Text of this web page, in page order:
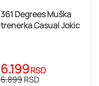
361 Degrees Muška
trenerka Casual Jokic
6.199RSD
6.899RSD